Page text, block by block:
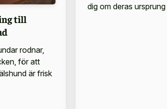
till
rodnar,
för att
är frisk
dig om deras